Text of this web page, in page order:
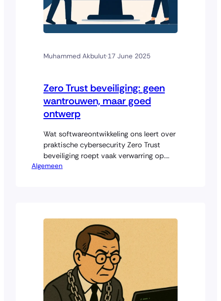
Muhammed Akbulut·17 June 2025
Zero Trust beveiliging: geen
wantrouwen, maar goed
ontwerp
Wat softwareontwikkeling ons leert over
praktische cybersecurity Zero Trust
beveiliging roept vaak verwarring op.
Veel bedrijven denken dat het betekent
maar juist een manier om systemen
slim, beheersbaar en veilig in…
Algemeen